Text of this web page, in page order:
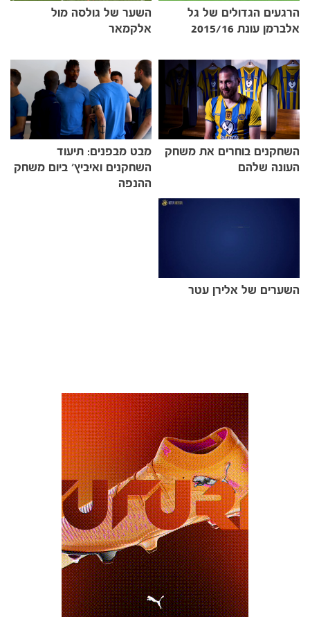
הרגעים הגדולים של גל
אלברמן עונת 2015/16
השער של גולסה מול
אלקמאר
השחקנים בוחרים את משחק
העונה שלהם
מבט מבפנים: תיעוד
השחקנים ואיביץ' ביום משחק
ההנפה
השערים של אלירן עטר